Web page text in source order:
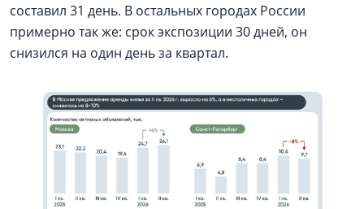
составил 31 день. В остальных городах России
примерно так же: срок экспозиции 30 дней, он
снизился на один день за квартал.